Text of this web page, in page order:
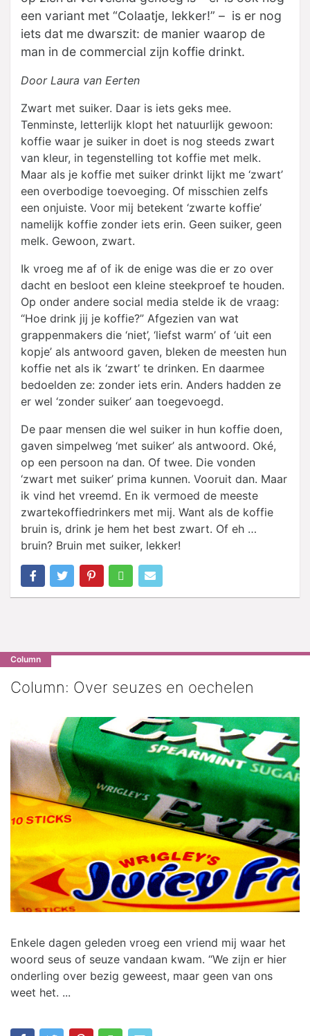
een variant met “Colaatje, lekker!” – is er nog
iets dat me dwarszit: de manier waarop de
man in de commercial zijn koffie drinkt.
Door Laura van Eerten
Zwart met suiker. Daar is iets geks mee.
Tenminste, letterlijk klopt het natuurlijk gewoon:
koffie waar je suiker in doet is nog steeds zwart
van kleur, in tegenstelling tot koffie met melk.
Maar als je koffie met suiker drinkt lijkt me ‘zwart’
een overbodige toevoeging. Of misschien zelfs
een onjuiste. Voor mij betekent ‘zwarte koffie’
namelijk koffie zonder iets erin. Geen suiker, geen
melk. Gewoon, zwart.
Ik vroeg me af of ik de enige was die er zo over
dacht en besloot een kleine steekproef te houden.
Op onder andere social media stelde ik de vraag:
“Hoe drink jij je koffie?” Afgezien van wat
grappenmakers die ‘niet’, ‘liefst warm’ of ‘uit een
kopje’ als antwoord gaven, bleken de meesten hun
koffie net als ik ‘zwart’ te drinken. En daarmee
bedoelden ze: zonder iets erin. Anders hadden ze
er wel ‘zonder suiker’ aan toegevoegd.
De paar mensen die wel suiker in hun koffie doen,
gaven simpelweg ‘met suiker’ als antwoord. Oké,
op een persoon na dan. Of twee. Die vonden
‘zwart met suiker’ prima kunnen. Vooruit dan. Maar
ik vind het vreemd. En ik vermoed de meeste
zwartekoffiedrinkers met mij. Want als de koffie
bruin is, drink je hem het best zwart. Of eh …
bruin? Bruin met suiker, lekker!
Column
Column: Over seuzes en oechelen
Enkele dagen geleden vroeg een vriend mij waar het
woord seus of seuze vandaan kwam. “We zijn er hier
onderling over bezig geweest, maar geen van ons
weet het. ...